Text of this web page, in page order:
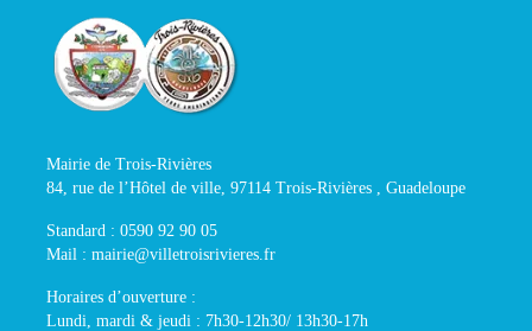
Mairie de Trois-Rivières
84, rue de l’Hôtel de ville, 97114 Trois-Rivières , Guadeloupe
Standard : 0590 92 90 05
Mail : mairie@villetroisrivieres.fr
Horaires d’ouverture :
Lundi, mardi & jeudi : 7h30-12h30/ 13h30-17h